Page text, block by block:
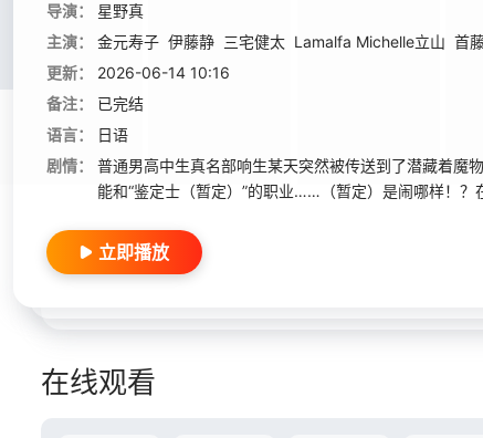
导演：
星野真
主演：
金元寿子 伊藤静 三宅健太 Lamalfa Michelle立山 首
更新：
2026-06-14 10:16
备注：
已完结
语言：
日语
剧情：
普通男高中生真名部响生某天突然被传送到了潜藏着魔
能和“鉴定士（暂定）”的职业……（暂定）是闹哪样！
立即播放
在线观看